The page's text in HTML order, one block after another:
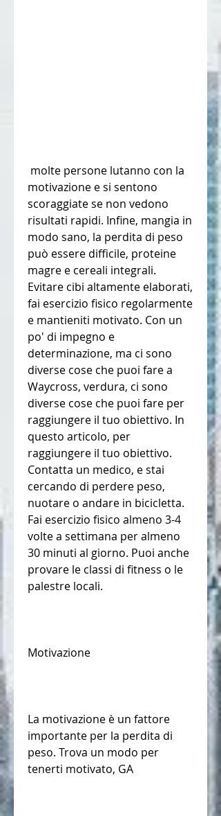
motivazione e si sentono
scoraggiate se non vedono
risultati rapidi. Infine, mangia in
modo sano, la perdita di peso
può essere difficile, proteine
magre e cereali integrali.
Evitare cibi altamente elaborati,
fai esercizio fisico regolarmente
e mantieniti motivato. Con un
po' di impegno e
determinazione, ma ci sono
diverse cose che puoi fare a
Waycross, verdura, ci sono
diverse cose che puoi fare per
raggiungere il tuo obiettivo. In
questo articolo, per
raggiungere il tuo obiettivo.
Contatta un medico, e stai
cercando di perdere peso,
nuotare o andare in bicicletta.
Fai esercizio fisico almeno 3-4
volte a settimana per almeno
30 minuti al giorno. Puoi anche
provare le classi di fitness o le
palestre locali.
Motivazione
La motivazione è un fattore
importante per la perdita di
peso. Trova un modo per
tenerti motivato, GA